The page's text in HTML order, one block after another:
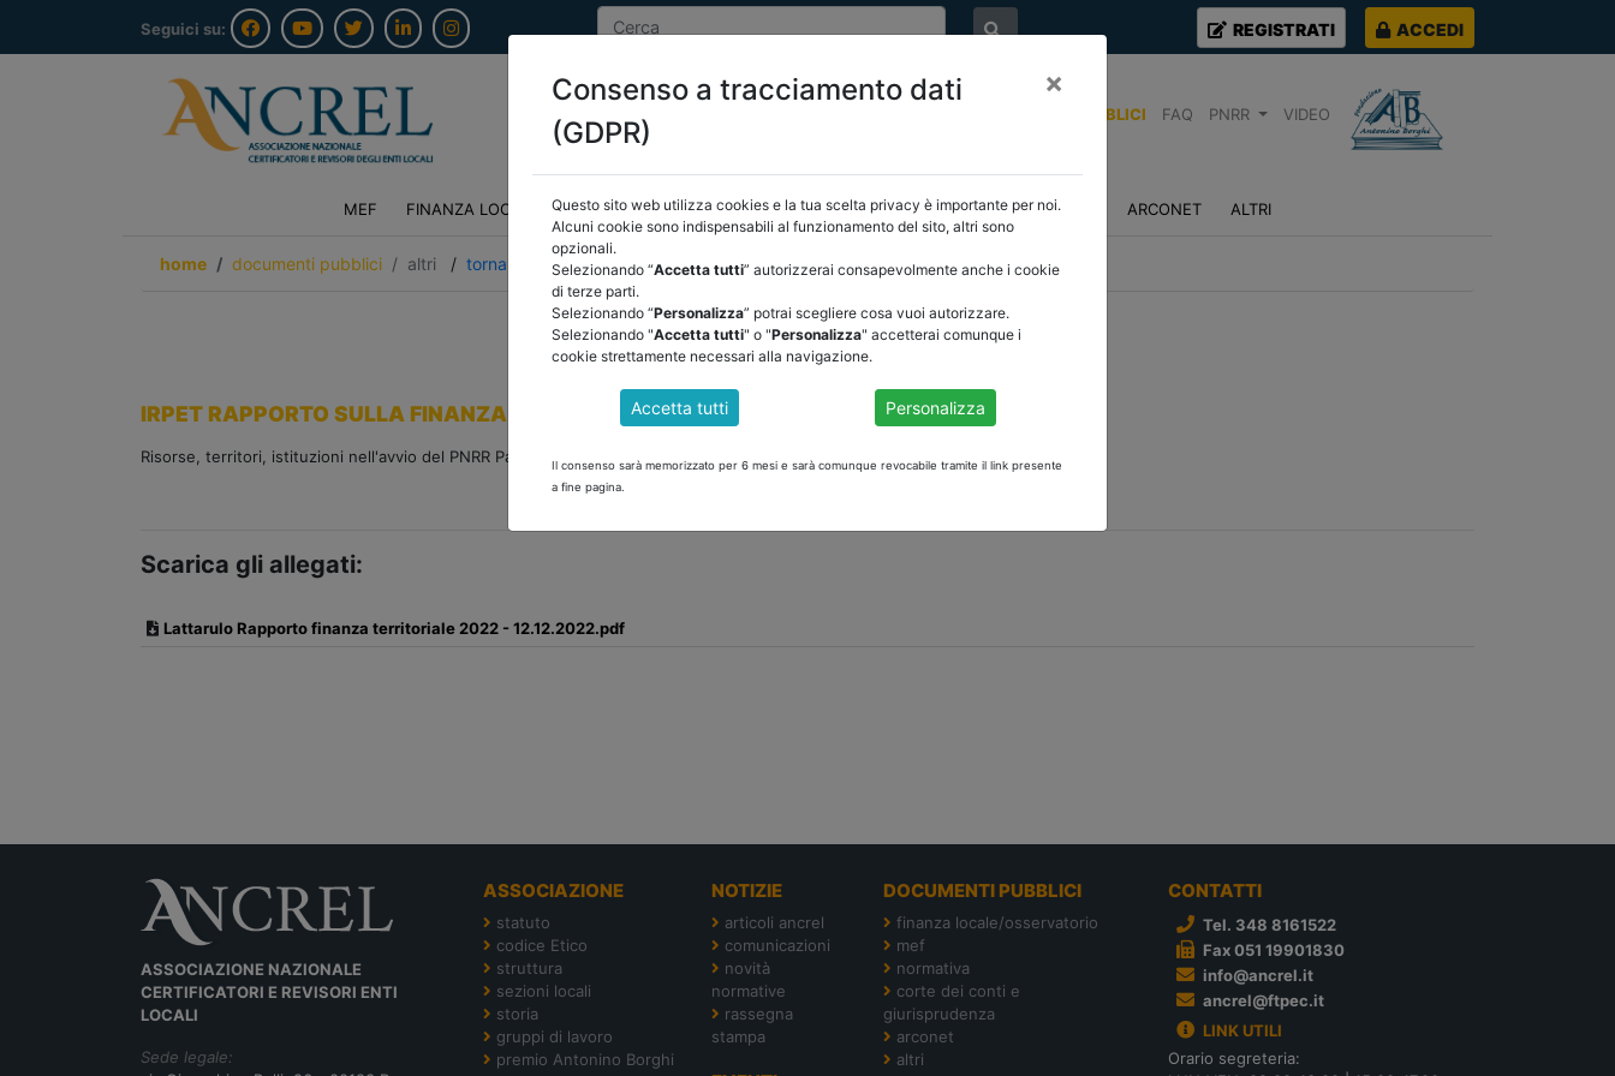
Seguici su: REGISTRATI ACCEDI
DOCUMENTI PUBBLICI FAQ PNRR VIDEO
MEF FINANZA LOCALE/OSSERVATORIO NORMATIVA CORTE DEI CONTI E GIURISPRUDENZA ARCONET ALTRI
home documenti pubblici altri / torna indietro
DOCUMENTI PUBBLICI
IRPET RAPPORTO SULLA FINANZA TERRITORIALE 2022
Risorse, territori, istituzioni nell'avvio del PNRR Patrizia Lattarulo, IRPET
Scarica gli allegati:
Lattarulo Rapporto finanza territoriale 2022 - 12.12.2022.pdf
ASSOCIAZIONE NAZIONALE
CERTIFICATORI E REVISORI ENTI
LOCALI
Sede legale:
ASSOCIAZIONE
statuto
codice Etico
struttura
sezioni locali
storia
gruppi di lavoro
premio Antonino Borghi
NOTIZIE
articoli ancrel
comunicazioni
novità
normative
rassegna
stampa
DOCUMENTI PUBBLICI
finanza locale/osservatorio
mef
normativa
corte dei conti e
giurisprudenza
arconet
altri
CONTATTI
Tel. 348 8161522
Fax 051 19901830
info@ancrel.it
ancrel@ftpec.it
LINK UTILI
Orario segreteria:
Consenso a tracciamento dati
(GDPR)
×
Questo sito web utilizza cookies e la tua scelta privacy è importante per noi.
Alcuni cookie sono indispensabili al funzionamento del sito, altri sono
opzionali.
Selezionando “Accetta tutti” autorizzerai consapevolmente anche i cookie
di terze parti.
Selezionando “Personalizza” potrai scegliere cosa vuoi autorizzare.
Selezionando "Accetta tutti" o "Personalizza" accetterai comunque i
cookie strettamente necessari alla navigazione.
Accetta tutti Personalizza
Il consenso sarà memorizzato per 6 mesi e sarà comunque revocabile tramite il link presente
a fine pagina.